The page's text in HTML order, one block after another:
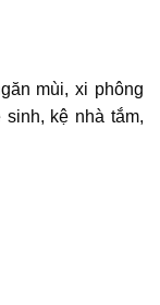
mùi, xi phông
kệ nhà tắm,